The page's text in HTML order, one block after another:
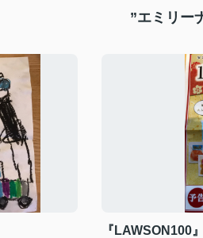
”エミリー
『LAWSON100